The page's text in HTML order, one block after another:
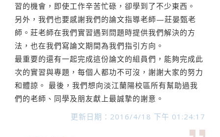
習的機會，即使工作辛苦忙碌，卻學到了不少東西。
另外，我們也要感謝我們的論文指導老師—莊晏甄老
師。莊老師在我們實習遇到問題時提供我們解決的方
法，也在我們寫論文期間為我們指引方向。
最重要的還有一起完成這份論文的組員們，能夠完成此
次的實習與專題，每個人都功不可沒，謝謝大家的努力
和體諒。 最後，我們想向淡江蘭陽校區所有幫助過我
們的老師、同學及朋友獻上最誠摯的謝意。
更新日期：2016/4/18 下午 01:24:17